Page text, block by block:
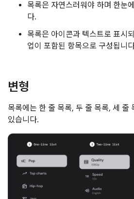
목록은 자연스러워야 하며 한눈
다.
목록은 아이콘과 텍스트로 표시
업이 포함된 항목으로 구성됩니
변형
목록에는 한 줄 목록, 두 줄 목록, 세 줄
있습니다.